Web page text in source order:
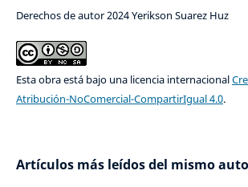
Derechos de autor 2024 Yerikson Suarez Huz
Esta obra está bajo una licencia internacional
Atribución-NoComercial-CompartirIgual 4.0.
Artículos más leídos del mismo